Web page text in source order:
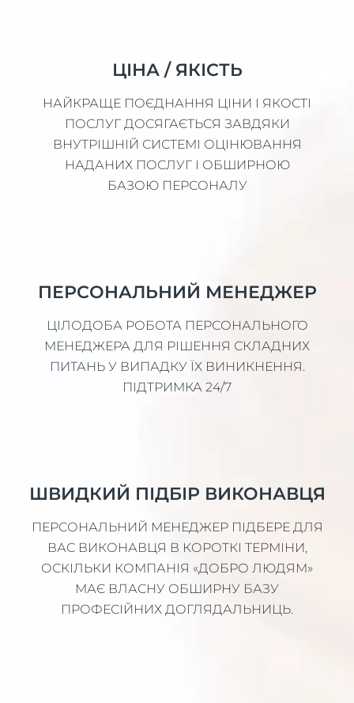
ЦІНА / ЯКІСТЬ
НАЙКРАЩЕ ПОЄДНАННЯ ЦІНИ І ЯКОСТІ
ПОСЛУГ ДОСЯГАЄТЬСЯ ЗАВДЯКИ
ВНУТРІШНІЙ СИСТЕМІ ОЦІНЮВАННЯ
НАДАНИХ ПОСЛУГ І ОБШИРНОЮ
БАЗОЮ ПЕРСОНАЛУ
ПЕРСОНАЛЬНИЙ МЕНЕДЖЕР
ЦІЛОДОБА РОБОТА ПЕРСОНАЛЬНОГО
МЕНЕДЖЕРА ДЛЯ РІШЕННЯ СКЛАДНИХ
ПИТАНЬ У ВИПАДКУ ЇХ ВИНИКНЕННЯ.
ПІДТРИМКА 24/7
ШВИДКИЙ ПІДБІР ВИКОНАВЦЯ
ПЕРСОНАЛЬНИЙ МЕНЕДЖЕР ПІДБЕРЕ ДЛЯ
ВАС ВИКОНАВЦЯ В КОРОТКІ ТЕРМІНИ,
ОСКІЛЬКИ КОМПАНІЯ «ДОБРО ЛЮДЯМ»
МАЄ ВЛАСНУ ОБШИРНУ БАЗУ
ПРОФЕСІЙНИХ ДОГЛЯДАЛЬНИЦЬ.